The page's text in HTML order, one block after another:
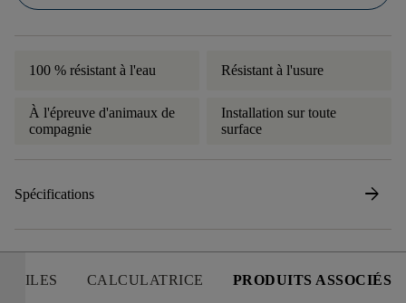
100 % résistant à l'eau Résistant à l'usure
À l'épreuve d'animaux de
compagnie
Installation sur toute
surface
Spécifications arrow_forward
CALCULATRICE PRODUITS ASSOCIÉS